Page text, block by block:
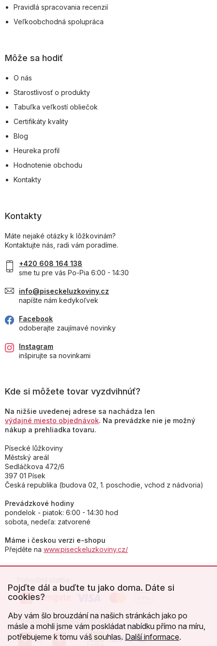
Pojďte dál a buďte tu jako doma. Dáte si
cookies?
Aby vám šlo brouzdání na našich stránkách jako po
másle a mohli jsme vám poskládat nabídku přímo na míru,
potřebujeme k tomu váš souhlas. Další informace.
Pravidlá spracovania recenzií
Veľkoobchodná spolupráca
Môže sa hodiť
O nás
Starostlivosť o produkty
Tabuľka veľkostí obliečok
Certifikáty kvality
Blog
Heureka profil
Hodnotenie obchodu
Kontakty
Kontakty
Máte nejaké otázky k lôžkovinám?
Kontaktujte nás, radi vám poradíme.
+420 608 164 138
sme tu pre vás Po-Pia 6:00 - 14:30
info@piseckeluzkoviny.cz
napíšte nám kedykoľvek
Facebook
odoberajte zaujímavé novinky
Instagram
inšpirujte sa novinkami
Kde si môžete tovar vyzdvihnúť?
Na nižšie uvedenej adrese sa nachádza len
výdajné miesto objednávok. Na prevádzke nie je možný
nákup a prehliadka tovaru.
Písecké lůžkoviny
Městský areál
Sedláčkova 472/6
397 01 Písek
Česká republika (budova 02, 1. poschodie, vchod z nádvoria)
Prevádzkové hodiny
pondelok - piatok: 6:00 - 14:30 hod
sobota, nedeľa: zatvorené
Máme i českou verzi e-shopu
Přejděte na www.piseckeluzkoviny.cz/
Obľúbené spôsoby dopravy: